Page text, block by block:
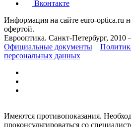
Вконтакте
Информация на сайте euro-optica.ru
офертой.
Еврооптика. Санкт-Петербург,
Официальные документы
персональных данных
Имеются противопоказания.
проконсультироваться со